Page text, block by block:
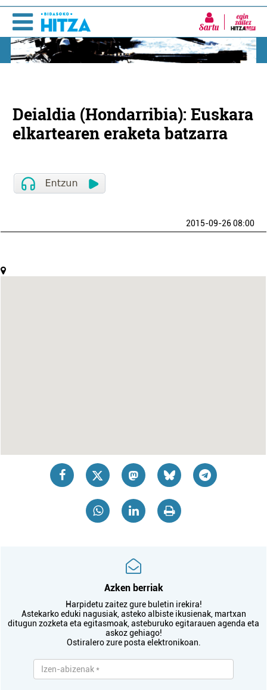
Sartu
Deialdia (Hondarribia): Euskara
elkartearen eraketa batzarra
2015-09-26 08:00
Azken berriak
Harpidetu zaitez gure buletin irekira!
Astekarko eduki nagusiak, asteko albiste ikusienak, martxan
ditugun zozketa eta egitasmoak, asteburuko egitarauen agenda eta
askoz gehiago!
Ostiralero zure posta elektronikoan.